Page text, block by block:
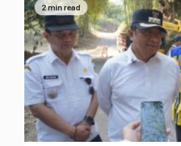
2 min read